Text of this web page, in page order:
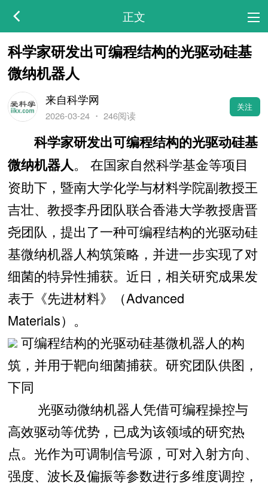
正文
科学家研发出可编程结构的光驱动硅基
微纳机器人
来自科学网
2026-03-24・ 246阅读
关注
科学家研发出可编程结构的光驱动硅基
微纳机器人。 在国家自然科学基金等项目
资助下，暨南大学化学与材料学院副教授王
吉壮、教授李丹团队联合香港大学教授唐晋
尧团队，提出了一种可编程结构的光驱动硅
基微纳机器人构筑策略，并进一步实现了对
细菌的特异性捕获。近日，相关研究成果发
表于《先进材料》（Advanced
Materials）。
可编程结构的光驱动硅基微机器人的构
筑，并用于靶向细菌捕获。研究团队供图，
下同
光驱动微纳机器人凭借可编程操控与
高效驱动等优势，已成为该领域的研究热
点。光作为可调制信号源，可对入射方向、
强度、波长及偏振等参数进行多维度调控，